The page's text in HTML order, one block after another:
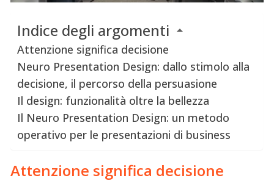
Indice degli argomenti
Attenzione significa decisione
Neuro Presentation Design: dallo stimolo alla
decisione, il percorso della persuasione
Il design: funzionalità oltre la bellezza
Il Neuro Presentation Design: un metodo
operativo per le presentazioni di business
Attenzione significa decisione